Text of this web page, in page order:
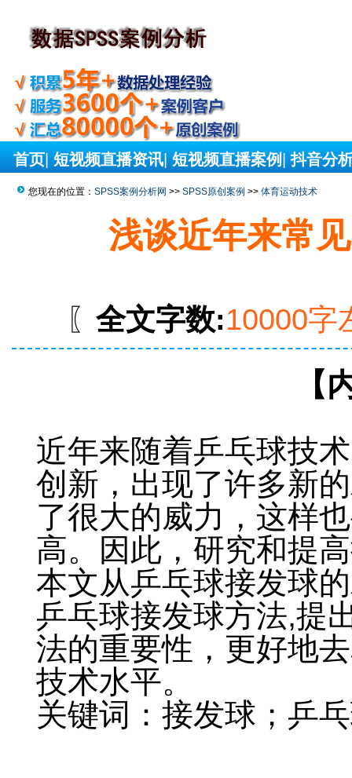
首页 短视频直播资讯 短视频直播案例 抖音分
您现在的位置： SPSS案例分析网 >> SPSS原创案例 >> 体育运动技术
浅谈近年来常
〖 全文字数:10000字
【
近年来随着乒乓球技
创新，出现了许多新
了很大的威力，这样
高。因此，研究和提
本文从乒乓球接发球
乒乓球接发球方法,提
法的重要性，更好地
技术水平。
关键词：接发球；乒